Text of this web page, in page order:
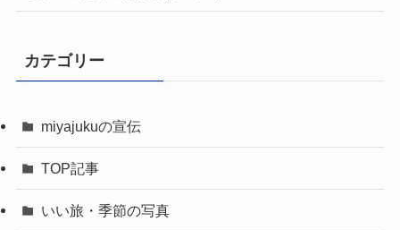
カテゴリー
miyajukuの宣伝
TOP記事
いい旅・季節の写真